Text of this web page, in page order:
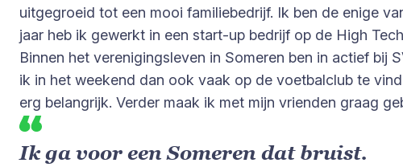
uitgegroeid tot een mooi familiebedrijf. Ik ben de enige
jaar heb ik gewerkt in een start-up bedrijf op de High
Binnen het verenigingsleven in Someren ben in actief bij
ik in het weekend dan ook vaak op de voetbalclub te
erg belangrijk. Verder maak ik met mijn vrienden graag
Ik ga voor een Someren dat bruist.